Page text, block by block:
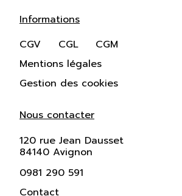
Informations
CGV
CGL
CGM
Mentions légales
Gestion des cookies
Nous contacter
120 rue Jean Dausset
84140 Avignon
0981 290 591
Contact